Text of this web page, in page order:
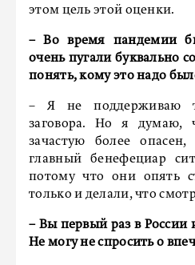
этом цель этой оценки.
–
Во время пандемии
очень пугали буквально
понять, кому это надо
– Я не поддерживаю
заговора. Но я думаю,
зачастую более
главный бенефециар
потому что они опять
только и делали, что
– Вы первый раз в России
Не могу не спросить о